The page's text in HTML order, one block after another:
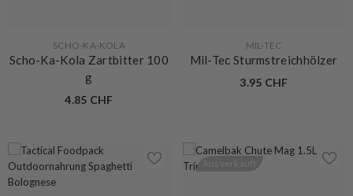
VERKÄUFERIN:SCHO-KA-KOLA
Scho-Ka-Kola Zartbitter 100
g
4.85 CHF
VERKÄUFERIN:MIL-TEC
Mil-Tec Sturmstreichhölzer
3.95 CHF
Ausverkauft